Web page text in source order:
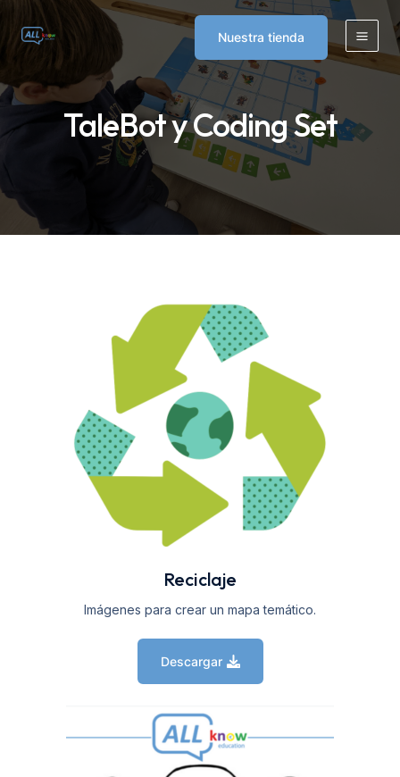
Nuestra tienda
Main
TaleBot y Coding Set
Reciclaje
Imágenes para crear un mapa temático.
Descargar